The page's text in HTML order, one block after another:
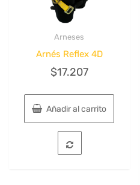
Arneses
Arnés Reflex 4D
$17.207
Añadir al carrito